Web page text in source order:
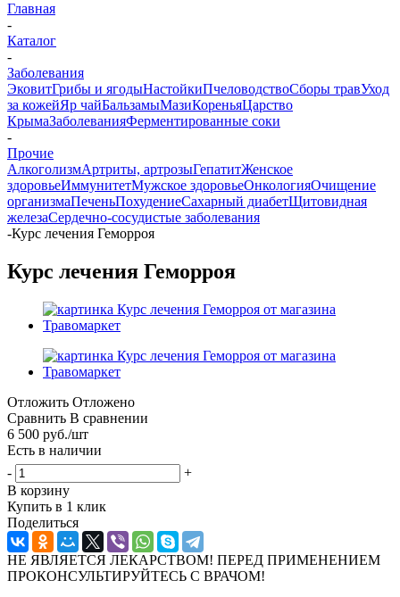
Главная
-
Каталог
-
Заболевания
ЭковитГрибы и ягодыНастойкиПчеловодствоСборы травУход
за кожейЯр чайБальзамыМазиКореньяЦарство
КрымаЗаболеванияФерментированные соки
-
Прочие
АлкоголизмАртриты, артрозыГепатитЖенское
здоровьеИммунитетМужское здоровьеОнкологияОчищение
организмаПеченьПохудениеСахарный диабетЩитовидная
железаСердечно-сосудистые заболевания
-Курс лечения Геморроя
Курс лечения Геморроя
Отложить Отложено
Сравнить В сравнении
6 500 руб./шт
Есть в наличии
-
+
В корзину
Купить в 1 клик
Поделиться
НЕ ЯВЛЯЕТСЯ ЛЕКАРСТВОМ! ПЕРЕД ПРИМЕНЕНИЕМ
ПРОКОНСУЛЬТИРУЙТЕСЬ С ВРАЧОМ!